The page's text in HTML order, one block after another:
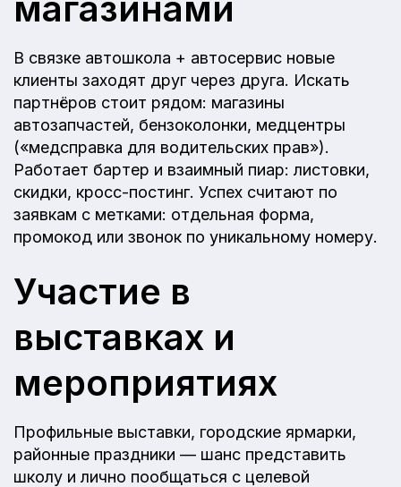
магазинами
В связке автошкола + автосервис новые
клиенты заходят друг через друга. Искать
партнёров стоит рядом: магазины
автозапчастей, бензоколонки, медцентры
(«медсправка для водительских прав»).
Работает бартер и взаимный пиар: листовки,
скидки, кросс-постинг. Успех считают по
заявкам с метками: отдельная форма,
промокод или звонок по уникальному номеру.
Участие в
выставках и
мероприятиях
Профильные выставки, городские ярмарки,
районные праздники — шанс представить
школу и лично пообщаться с целевой